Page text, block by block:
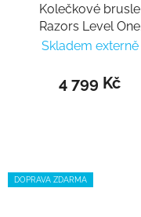
Kolečkové brusle
Razors Level One
Junior white
Skladem externě
4 799 Kč
DOPRAVA ZDARMA